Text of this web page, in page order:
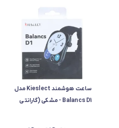
ساعت هوشمند Kieslect مدل
Balancs D1 - مشکی (گارانتی